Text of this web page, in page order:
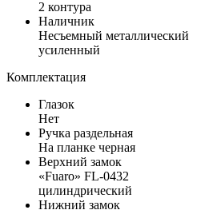
2 контура
Наличник
Несъемный металлический
усиленный
Комплектация
Глазок
Нет
Ручка раздельная
На планке черная
Верхний замок
«Fuaro» FL-0432
цилиндрический
Нижний замок